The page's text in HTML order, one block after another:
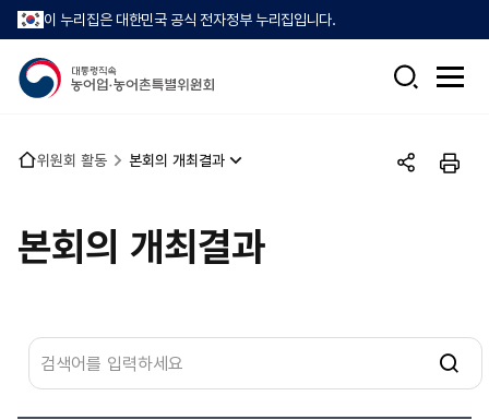
이 누리집은 대한민국 공식 전자정부 누리집입니다.
검
전
뉴
열
홈 위원회 활동 본회의 개최결과
공
인
본회의 개최결과
위
원